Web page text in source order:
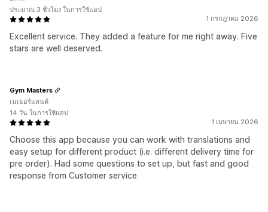
1 กรกฎาคม 2026
Excellent service. They added a feature for me right away. Five
stars are well deserved.
ประมาณ 3 ชั่วโมง ในการใช้แอป
1 เมษายน 2026
Choose this app because you can work with translations and
easy setup for different product (i.e. different delivery time for
pre order). Had some questions to set up, but fast and good
response from Customer service
Gym Masters
เนเธอร์แลนด์
14 วัน ในการใช้แอป